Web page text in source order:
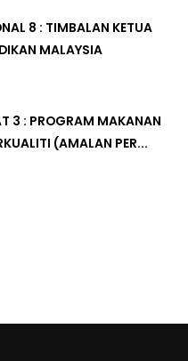
8 : TIMBALAN KETUA
MALAYSIA
3 : PROGRAM MAKANAN
(AMALAN PER...